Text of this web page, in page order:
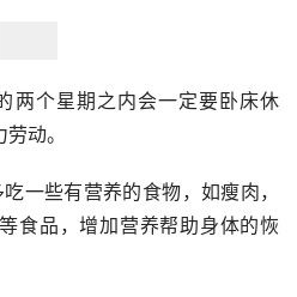
两个星期之内会一定要卧床休
动。
一些有营养的食物，如瘦肉，
食品，增加营养帮助身体的恢